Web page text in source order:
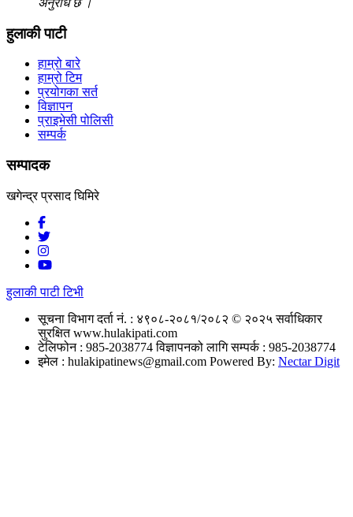
अनुरोध छ ।
हुलाकी पाटी
हाम्रो बारे
हाम्रो टिम
प्रयोगका सर्त
विज्ञापन
प्राइभेसी पोलिसी
सम्पर्क
सम्पादक
खगेन्द्र प्रसाद घिमिरे
हुलाकी पाटी टिभी
सूचना विभाग दर्ता नं. : ४९०८-२०८१/२०८२ © २०२५ सर्वाधिकार
सुरक्षित www.hulakipati.com
टेलिफोन : 985-2038774विज्ञापनको लागि सम्पर्क : 985-2038774
इमेल : hulakipatinews@gmail.com Powered By: Nectar Digit